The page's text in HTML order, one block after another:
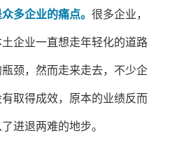
多企业的痛点。 很多企业，
企业一直想走年轻化的道路
颈，然而走来走去，不少企
取得成效，原本的业绩反而
进退两难的地步。